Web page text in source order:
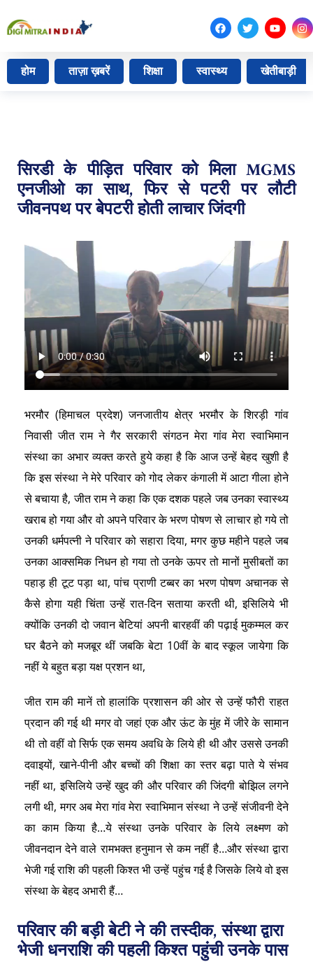
होम ताज़ा ख़बरें शिक्षा स्वास्थ्य खेतीबाड़ी
सिरडी के पीड़ित परिवार को मिला MGMS
एनजीओ का साथ, फिर से पटरी पर लौटी
जीवनपथ पर बेपटरी होती लाचार जिंदगी
भरमौर (हिमाचल प्रदेश) जनजातीय क्षेत्र भरमौर के शिरड़ी गांव
निवासी जीत राम ने गैर सरकारी संगठन मेरा गांव मेरा स्वाभिमान
संस्था का अभार व्यक्त करते हुये कहा है कि आज उन्हें बेहद खुशी है
कि इस संस्था ने मेरे परिवार को गोद लेकर कंगाली में आटा गीला होने
से बचाया है, जीत राम ने कहा कि एक दशक पहले जब उनका स्वास्थ्य
खराब हो गया और वो अपने परिवार के भरण पोषण से लाचार हो गये तो
उनकी धर्मपत्नी ने परिवार को सहारा दिया, मगर कुछ महीने पहले जब
उनका आक्समिक निधन हो गया तो उनके ऊपर तो मानों मुसीबतों का
पहाड़ ही टूट पड़ा था, पांच प्राणी टब्बर का भरण पोषण अचानक से
कैसे होगा यही चिंता उन्हें रात-दिन सताया करती थी, इसिलिये भी
क्योंकि उनकी दो जवान बेटियां अपनी बारहवीं की पढ़ाई मुकम्मल कर
घर बैठने को मजबूर थीं जबकि बेटा 10वीं के बाद स्कूल जायेगा कि
नहीं ये बहुत बड़ा यक्ष प्रशन था,
जीत राम की मानें तो हालांकि प्रशासन की ओर से उन्हें फौरी राहत
प्रदान की गई थी मगर वो जहां एक और ऊंट के मुंह में जीरे के सामान
थी तो वहीं वो सिर्फ एक समय अवधि के लिये ही थी और उससे उनकी
दवाइयों, खाने-पीनी और बच्चों की शिक्षा का स्तर बढ़ा पाते ये संभव
नहीं था, इसिलिये उन्हें खुद की और परिवार की जिंदगी बोझिल लगने
लगी थी, मगर अब मेरा गांव मेरा स्वाभिमान संस्था ने उन्हें संजीवनी देने
का काम किया है…ये संस्था उनके परिवार के लिये लक्ष्मण को
जीवनदान देने वाले रामभक्त हनुमान से कम नहीं है…और संस्था द्वारा
भेजी गई राशि की पहली किश्त भी उन्हें पहुंच गई है जिसके लिये वो इस
संस्था के बेहद अभारी हैं…
परिवार की बड़ी बेटी ने की तस्दीक, संस्था द्वारा
भेजी धनराशि की पहली किश्त पहुंची उनके पास